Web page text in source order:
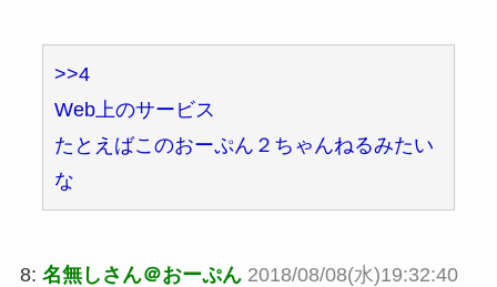
>>4
Web上のサービス
たとえばこのおーぷん２ちゃんねるみたい
な
8: 名無しさん＠おーぷん 2018/08/08(水)19:32:40